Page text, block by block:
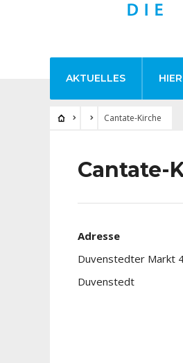
AKTUELLES
Cantate-Kirche
Cantate-
Adresse
Duvenstedter Markt
Duvenstedt